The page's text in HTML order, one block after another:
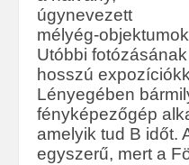
úgynevezett
mélyég-
Utóbbi
hosszú
Lényegében
fényképezőgép
amelyik tud B időt.
egyszerű, mert a